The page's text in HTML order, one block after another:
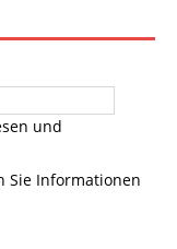
und
Sie Informationen